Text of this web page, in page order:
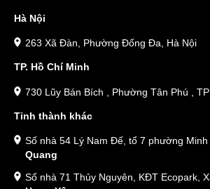
Hà Nội
263 Xã Đàn, Phường Đống Đa, Hà Nội
TP. Hồ Chí Minh
730 Lũy Bán Bích , Phường Tân Phú ,
Tỉnh thành khác
Số nhà 54 Lý Nam Đế, tổ 7 phường Minh
Quang
Số nhà 71 Thủy Nguyên, KĐT Ecopark,